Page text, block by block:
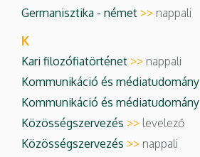
Germanisztika - német >> nappali
K
Kari filozófiatörténet >> nappali
Kommunikáció és médiatudomány
Kommunikáció és médiatudomány
Közösségszervezés >> levelező
Közösségszervezés >> nappali